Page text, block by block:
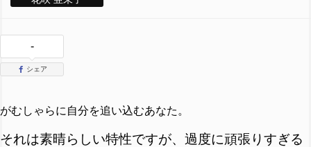
-
シェア
がむしゃらに自分を追い込むあなた。
それは素晴らしい特性ですが、過度に頑張りすぎる